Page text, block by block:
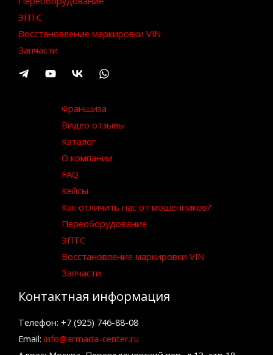
ЭПТС
Восстановление маркировки VIN
Запчасти
Франшиза
Видео отзывы
Каталог
О компании
FAQ
Кейсы
Как отличить нас от мошенников?
Переоборудование
ЭПТС
Восстановление маркировки VIN
Запчасти
Контактная информация
Телефон: +7 (925) 746-88-08
Email: info@armada-center.ru